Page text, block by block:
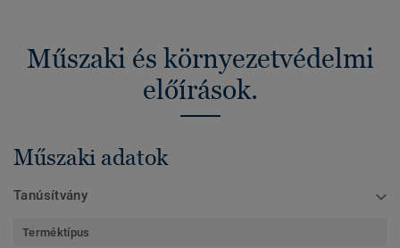
Műszaki és környezetvédelmi
előírások.
Műszaki adatok
Tanúsítvány
Terméktípus